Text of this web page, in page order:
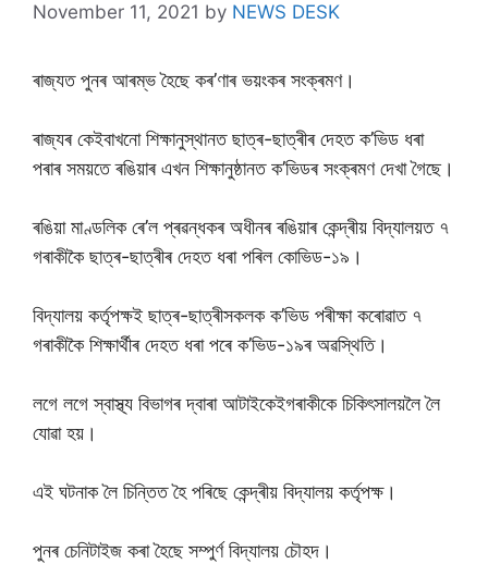
November 11, 2021 by NEWS DESK
ৰাজ্যত পুনৰ আৰম্ভ হৈছে কৰ’ণাৰ ভয়ংকৰ সংক্ৰমণ।
ৰাজ্যৰ কেইবাখনো শিক্ষানুস্থানত ছাত্ৰ-ছাত্ৰীৰ দেহত ক’ভিড ধৰা
পৰাৰ সময়তে ৰঙিয়াৰ এখন শিক্ষানুষ্ঠানত ক’ভিডৰ সংক্ৰমণ দেখা গৈছে।
ৰঙিয়া মাণ্ডলিক ৰে’ল প্ৰৱন্ধকৰ অধীনৰ ৰঙিয়াৰ কেন্দ্ৰীয় বিদ্যালয়ত ৭
গৰাকীকৈ ছাত্ৰ-ছাত্ৰীৰ দেহত ধৰা পৰিল কোভিড-১৯।
বিদ্যালয় কৰ্তৃপক্ষই ছাত্ৰ-ছাত্ৰীসকলক ক’ভিড পৰীক্ষা কৰোৱাত ৭
গৰাকীকৈ শিক্ষাৰ্থীৰ দেহত ধৰা পৰে ক’ভিড-১৯ৰ অৱস্থিতি।
লগে লগে স্বাস্থ্য বিভাগৰ দ্বাৰা আটাইকেইগৰাকীকে চিকিৎসালয়লৈ লৈ
যোৱা হয়।
এই ঘটনাক লৈ চিন্তিত হৈ পৰিছে কেন্দ্ৰীয় বিদ্যালয় কৰ্তৃপক্ষ।
পুনৰ চেনিটাইজ কৰা হৈছে সম্পুৰ্ণ বিদ্যালয় চৌহদ।